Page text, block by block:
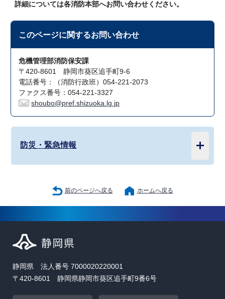
詳細については各消防本部へお問い合わせください。
このページに関するお問い合わせ
危機管理部消防保安課
〒420-8601 静岡市葵区追手町9-6
電話番号：（消防行政班）054-221-2073
ファクス番号：054-221-3327
shoubo@pref.shizuoka.lg.jp
防災・緊急情報
前のページへ戻る ホームへ戻る
静岡県 法人番号 7000020220001
〒420-8601 静岡県静岡市葵区追手町9番6号